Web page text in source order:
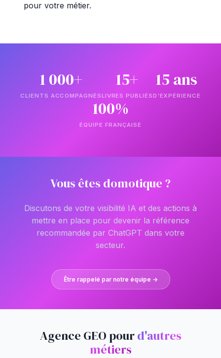
pour votre métier.
1 000+
CLIENTS ACCOMPAGNÉS
15+
LIVRES PUBLIÉS
15 ans
D'EXPÉRIENCE
100%
ÉQUIPE FRANÇAISE
Vous êtes domotique ?
Discutons de votre visibilité IA et des actions à
mettre en place pour devenir la référence
recommandée par ChatGPT dans votre
secteur.
Être rappelé par notre équipe →
Agence GEO pourd'autres
métiers